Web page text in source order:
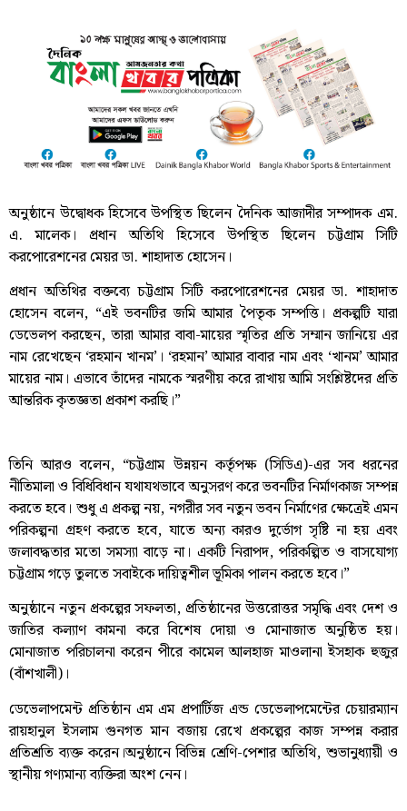
অনুষ্ঠানে উদ্বোধক হিসেবে উপস্থিত ছিলেন দৈনিক আজাদীর সম্পাদক এম.
এ. মালেক। প্রধান অতিথি হিসেবে উপস্থিত ছিলেন চট্টগ্রাম সিটি
করপোরেশনের মেয়র ডা. শাহাদাত হোসেন।
প্রধান অতিথির বক্তব্যে চট্টগ্রাম সিটি করপোরেশনের মেয়র ডা. শাহাদাত
হোসেন বলেন, “এই ভবনটির জমি আমার পৈতৃক সম্পত্তি। প্রকল্পটি যারা
ডেভেলপ করছেন, তারা আমার বাবা-মায়ের স্মৃতির প্রতি সম্মান জানিয়ে এর
নাম রেখেছেন ‘রহমান খানম’। ‘রহমান’ আমার বাবার নাম এবং ‘খানম’ আমার
মায়ের নাম। এভাবে তাঁদের নামকে স্মরণীয় করে রাখায় আমি সংশ্লিষ্টদের প্রতি
আন্তরিক কৃতজ্ঞতা প্রকাশ করছি।”
তিনি আরও বলেন, “চট্টগ্রাম উন্নয়ন কর্তৃপক্ষ (সিডিএ)-এর সব ধরনের
নীতিমালা ও বিধিবিধান যথাযথভাবে অনুসরণ করে ভবনটির নির্মাণকাজ সম্পন্ন
করতে হবে। শুধু এ প্রকল্প নয়, নগরীর সব নতুন ভবন নির্মাণের ক্ষেত্রেই এমন
পরিকল্পনা গ্রহণ করতে হবে, যাতে অন্য কারও দুর্ভোগ সৃষ্টি না হয় এবং
জলাবদ্ধতার মতো সমস্যা বাড়ে না। একটি নিরাপদ, পরিকল্পিত ও বাসযোগ্য
চট্টগ্রাম গড়ে তুলতে সবাইকে দায়িত্বশীল ভূমিকা পালন করতে হবে।”
অনুষ্ঠানে নতুন প্রকল্পের সফলতা, প্রতিষ্ঠানের উত্তরোত্তর সমৃদ্ধি এবং দেশ ও
জাতির কল্যাণ কামনা করে বিশেষ দোয়া ও মোনাজাত অনুষ্ঠিত হয়।
মোনাজাত পরিচালনা করেন পীরে কামেল আলহাজ মাওলানা ইসহাক হুজুর
(বাঁশখালী)।
ডেভেলাপমেন্ট প্রতিষ্ঠান এম এম প্রপার্টিজ এন্ড ডেভেলাপমেন্টের চেয়ারম্যান
রায়হানুল ইসলাম গুনগত মান বজায় রেখে প্রকল্পের কাজ সম্পন্ন করার
প্রতিশ্রতি ব্যক্ত করেন।অনুষ্ঠানে বিভিন্ন শ্রেণি-পেশার অতিথি, শুভানুধ্যায়ী ও
স্থানীয় গণ্যমান্য ব্যক্তিরা অংশ নেন।